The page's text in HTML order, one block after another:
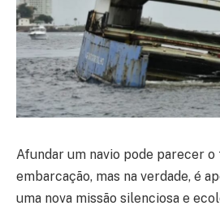
Afundar um navio pode parecer o
embarcação, mas na verdade, é
uma nova missão silenciosa e